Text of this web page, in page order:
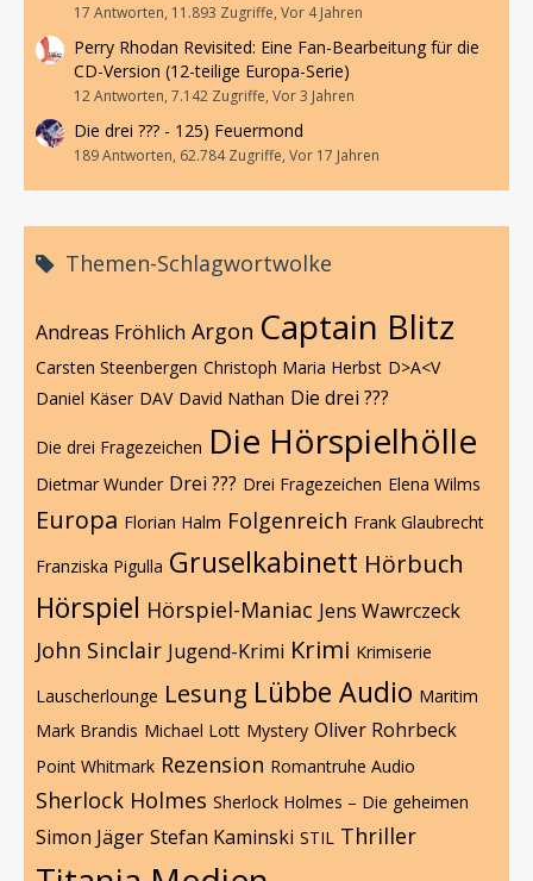
17 Antworten, 11.893 Zugriffe, Vor 4 Jahren
Perry Rhodan Revisited: Eine Fan-Bearbeitung für die
CD-Version (12-teilige Europa-Serie)
12 Antworten, 7.142 Zugriffe, Vor 3 Jahren
Die drei ??? - 125) Feuermond
189 Antworten, 62.784 Zugriffe, Vor 17 Jahren
Themen-Schlagwortwolke
Andreas Fröhlich Argon Captain Blitz
Carsten Steenbergen Christoph Maria Herbst D>A<V
Daniel Käser DAV David Nathan Die drei ???
Die drei Fragezeichen Die Hörspielhölle
Dietmar Wunder Drei ??? Drei Fragezeichen Elena Wilms
Europa Florian Halm Folgenreich Frank Glaubrecht
Franziska Pigulla Gruselkabinett Hörbuch
Hörspiel Hörspiel-Maniac Jens Wawrczeck
John Sinclair Jugend-Krimi Krimi Krimiserie
Lauscherlounge Lesung Lübbe Audio Maritim
Mark Brandis Michael Lott Mystery Oliver Rohrbeck
Point Whitmark Rezension Romantruhe Audio
Sherlock Holmes Sherlock Holmes – Die geheimen
Simon Jäger Stefan Kaminski STIL Thriller